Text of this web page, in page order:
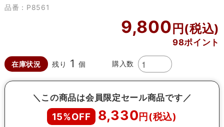
品番：P8561
9,800
98ポイント
在庫状況 残り 1個 購入数
＼この商品は会員限定セール商品です／
15%OFF 8,330